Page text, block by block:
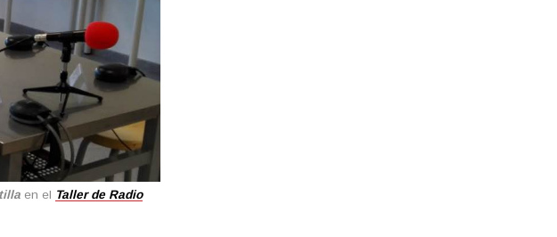
en el Taller de Radio